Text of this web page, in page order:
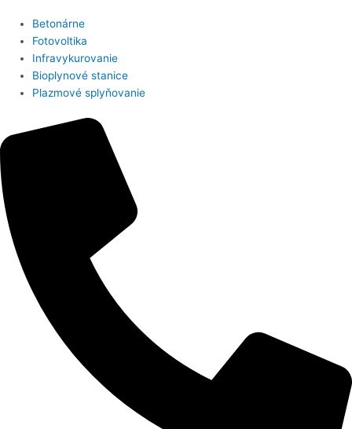
Betonárne
Fotovoltika
Infravykurovanie
Bioplynové stanice
Plazmové splyňovanie